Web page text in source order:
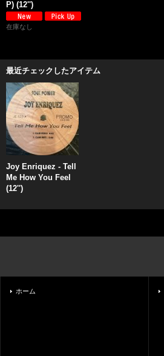
P) (12'')
在庫なし
最近チェックしたアイテム
Joy Enriquez - Tell
Me How You Feel
(12'')
ホーム